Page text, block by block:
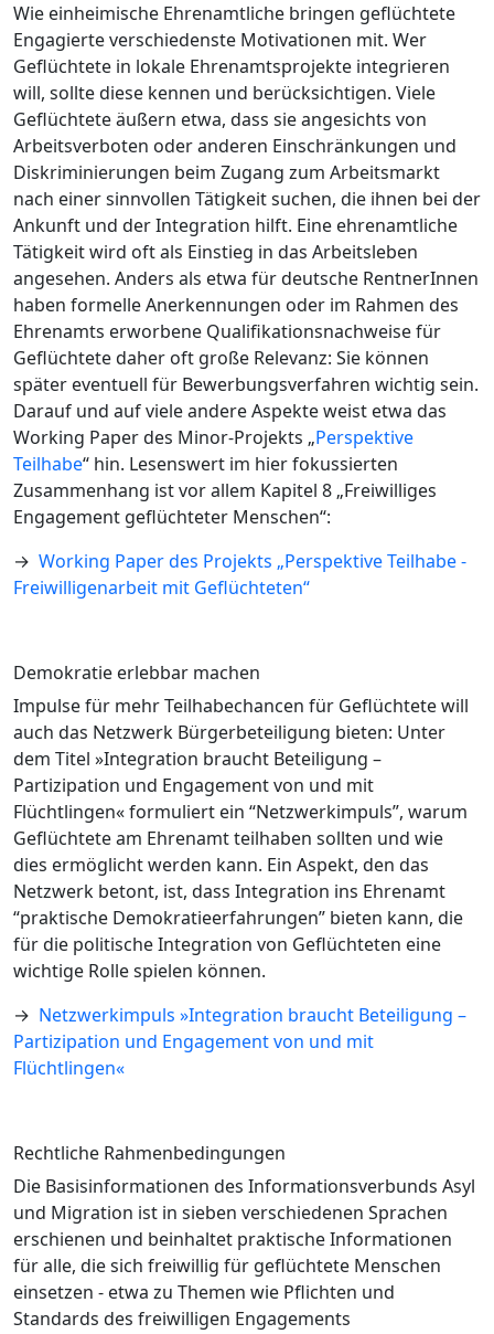
Wie einheimische Ehrenamtliche bringen geflüchtete
Engagierte verschiedenste Motivationen mit. Wer
Geflüchtete in lokale Ehrenamtsprojekte integrieren
will, sollte diese kennen und berücksichtigen. Viele
Geflüchtete äußern etwa, dass sie angesichts von
Arbeitsverboten oder anderen Einschränkungen und
Diskriminierungen beim Zugang zum Arbeitsmarkt
nach einer sinnvollen Tätigkeit suchen, die ihnen bei der
Ankunft und der Integration hilft. Eine ehrenamtliche
Tätigkeit wird oft als Einstieg in das Arbeitsleben
angesehen. Anders als etwa für deutsche RentnerInnen
haben formelle Anerkennungen oder im Rahmen des
Ehrenamts erworbene Qualifikationsnachweise für
Geflüchtete daher oft große Relevanz: Sie können
später eventuell für Bewerbungsverfahren wichtig sein.
Darauf und auf viele andere Aspekte weist etwa das
Working Paper des Minor-Projekts „Perspektive
Teilhabe“ hin. Lesenswert im hier fokussierten
Zusammenhang ist vor allem Kapitel 8 „Freiwilliges
Engagement geflüchteter Menschen“:
→ Working Paper des Projekts „Perspektive Teilhabe -
Freiwilligenarbeit mit Geflüchteten“
Demokratie erlebbar machen
Impulse für mehr Teilhabechancen für Geflüchtete will
auch das Netzwerk Bürgerbeteiligung bieten: Unter
dem Titel »Integration braucht Beteiligung –
Partizipation und Engagement von und mit
Flüchtlingen« formuliert ein “Netzwerkimpuls”, warum
Geflüchtete am Ehrenamt teilhaben sollten und wie
dies ermöglicht werden kann. Ein Aspekt, den das
Netzwerk betont, ist, dass Integration ins Ehrenamt
“praktische Demokratieerfahrungen” bieten kann, die
für die politische Integration von Geflüchteten eine
wichtige Rolle spielen können.
→ Netzwerkimpuls »Integration braucht Beteiligung –
Partizipation und Engagement von und mit
Flüchtlingen«
Rechtliche Rahmenbedingungen
Die Basisinformationen des Informationsverbunds Asyl
und Migration ist in sieben verschiedenen Sprachen
erschienen und beinhaltet praktische Informationen
für alle, die sich freiwillig für geflüchtete Menschen
einsetzen - etwa zu Themen wie Pflichten und
Standards des freiwilligen Engagements